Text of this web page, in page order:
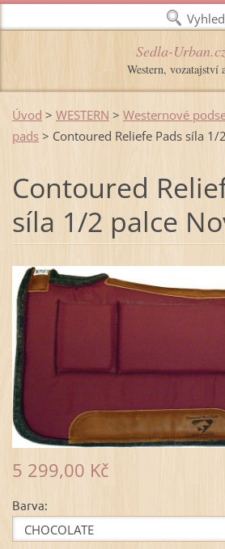
Sedla-
Western, vozatajství
Úvod > WESTERN > Westernové
pads > Contoured Reliefe Pads síla 1/
Contoured
síla 1/2 palce
5 299,00 Kč
Barva: